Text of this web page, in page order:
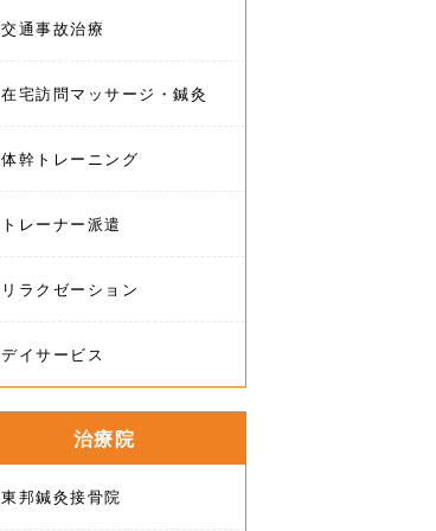
交通事故治療
在宅訪問マッサージ・鍼灸
体幹トレーニング
トレーナー派遣
リラクゼーション
デイサービス
治療院
東邦鍼灸接骨院